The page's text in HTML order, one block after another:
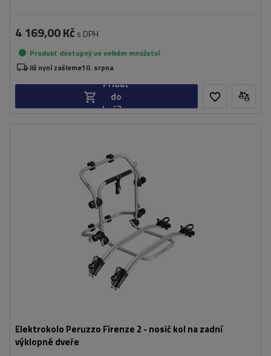
4 169,00 Kč s DPH
Produkt dostupný ve velkém množství
Již nyní zašleme10. srpna
Přidat
do
košíku
Elektrokolo Peruzzo Firenze 2 - nosič kol na zadní
výklopné dveře
Maximální hmotnost jízdního kola:
Nosnost nosiče jízdních kol:
45 kg
kompatibilní s elektrokoly
hliníková konstrukce